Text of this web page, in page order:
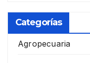
Categorías
Agropecuaria